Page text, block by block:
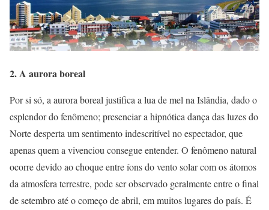
2. A aurora boreal
Por si só, a aurora boreal justifica a lua de mel na Islândia, dado o
esplendor do fenômeno; presenciar a hipnótica dança das luzes do
Norte desperta um sentimento indescritível no espectador, que
apenas quem a vivenciou consegue entender. O fenômeno natural
ocorre devido ao choque entre íons do vento solar com os átomos
da atmosfera terrestre, pode ser observado geralmente entre o final
de setembro até o começo de abril, em muitos lugares do país. É